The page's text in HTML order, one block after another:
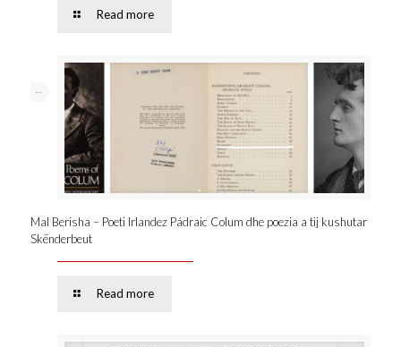
Read more
--
Mal Berisha – Poeti Irlandez Pádraic Colum dhe poezia a tij kushutar
Skënderbeut
Read more